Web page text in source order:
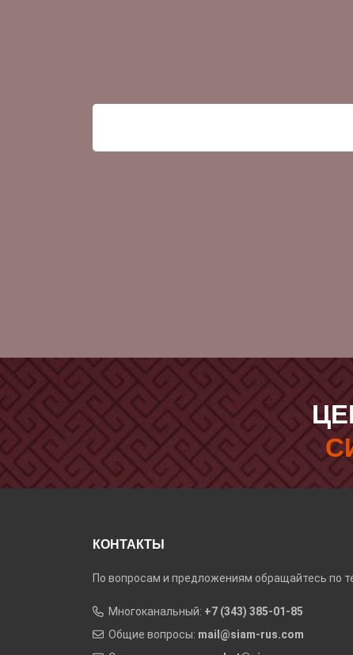
КОНТАКТЫ
По вопросам и предложениям обращайтесь по
Многоканальный: +7 (343) 385-01-85
Общие вопросы: mail@siam-rus.com